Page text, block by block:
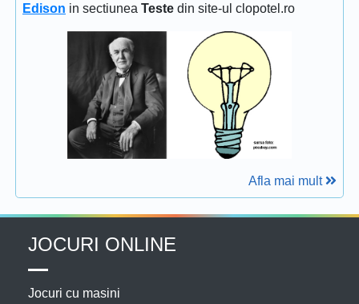
Edison in sectiunea Teste din site-ul clopotel.ro
Afla mai mult
JOCURI ONLINE
Jocuri cu masini